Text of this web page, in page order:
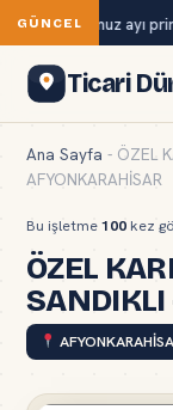
GÜNCEL
Kur temmuz ayı
Ticari
Ana Sayfa - ÖZEL
AFYONKARAHİSAR
Bu işletme100 kez
ÖZEL
SANDIKLI